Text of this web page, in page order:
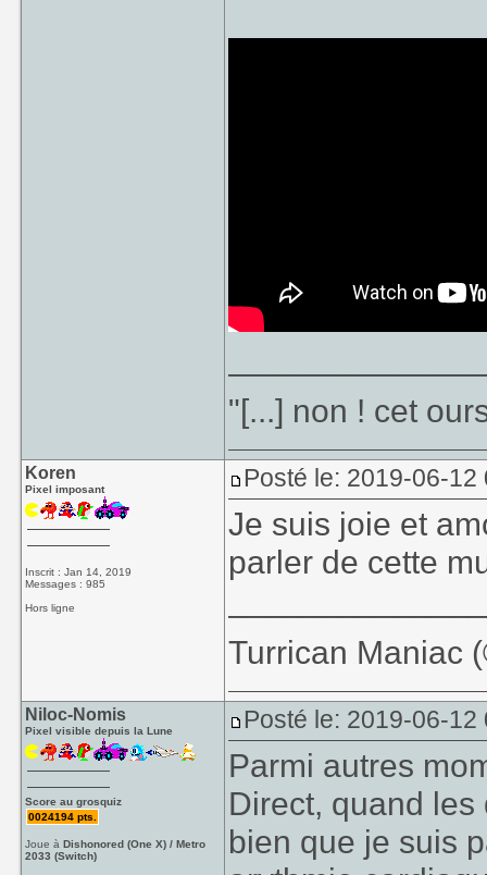
"[...] non ! cet
Koren
Pixel imposant
Inscrit : Jan 14, 2019
Messages : 985
Hors ligne
Posté le: 2019-06-12
Je suis joie et
parler de cette
Turrican Maniac
Niloc-Nomis
Pixel visible depuis la Lune
Score au grosquiz
0024194 pts.
Joue àDishonored (One X) / Metro
2033 (Switch)
Posté le: 2019-06-12
Parmi autres
Direct, quand
bien que je suis